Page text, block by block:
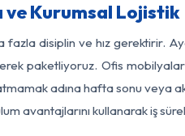
ve Kurumsal Lojistik
fazla disiplin ve hız
paketliyoruz. Ofis
adına hafta sonu veya
avantajlarını kullanarak iş